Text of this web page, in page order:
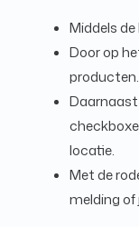
Middels
Door op
producten.
Daarnaast
locatie.
Met de
melding of